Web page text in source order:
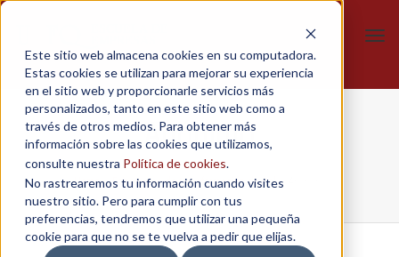
Este sitio web almacena cookies en su computadora.
Estas cookies se utilizan para mejorar su experiencia
en el sitio web y proporcionarle servicios más
personalizados, tanto en este sitio web como a
través de otros medios. Para obtener más
información sobre las cookies que utilizamos,
consulte nuestra Política de cookies.
No rastrearemos tu información cuando visites
nuestro sitio. Pero para cumplir con tus
preferencias, tendremos que utilizar una pequeña
cookie para que no se te vuelva a pedir que elijas.
Anónimo
Home / Estrategias de transformación digital /